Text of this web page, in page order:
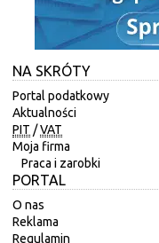
NA SKRÓTY
Portal podatkowy
Aktualności
PIT /VAT
Moja firma
Praca i zarobki
PORTAL
O nas
Reklama
Regulamin